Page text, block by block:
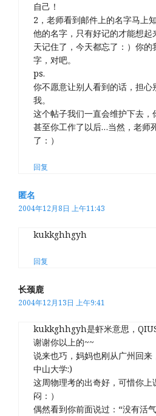
自己！
2，老师看到邮件上的名字马上
他的名字，只有好记的才能想起
天记住了，今天都忘了：）你
字，对吧。
ps.
你不愿意让别人看到的话，担
我。
这个帖子我们一直会维护下去，
甚至你工作了以后…当然，老师
了：）
回复
匿名
2004年12月8日 上午11:43
kukkghhgyh
回复
长颈鹿
2004年12月13日 上午9:41
kukkghhgyh是虾米意思，
谢谢你以上的~~
说来也巧，妈妈也刚从广州回
中山大学:)
这周物理考的出奇好，可惜你上
闷：）
偶然看到你前面说过：“没有活